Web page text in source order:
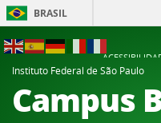
BRASIL
Instituto Federal de São Paulo
Campus